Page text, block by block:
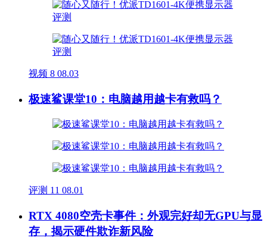
视频 8 08.03
极速鲨课堂10：电脑越用越卡有救吗？
评测 11 08.01
RTX 4080空壳卡事件：外观完好却无GPU与显
存，揭示硬件欺诈新风险